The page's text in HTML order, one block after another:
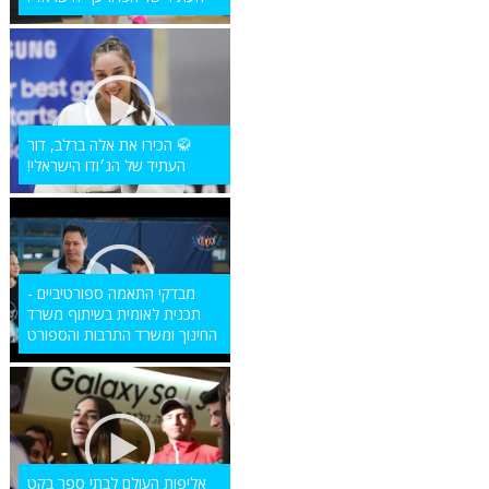
🥋 הכירו את אלה ברלב, דור
העתיד של הג׳ודו הישראלי!
מבדקי התאמה ספורטיביים -
תכנית לאומית בשיתוף משרד
החינוך ומשרד התרבות והספורט
אליפות העולם לבתי ספר בקט